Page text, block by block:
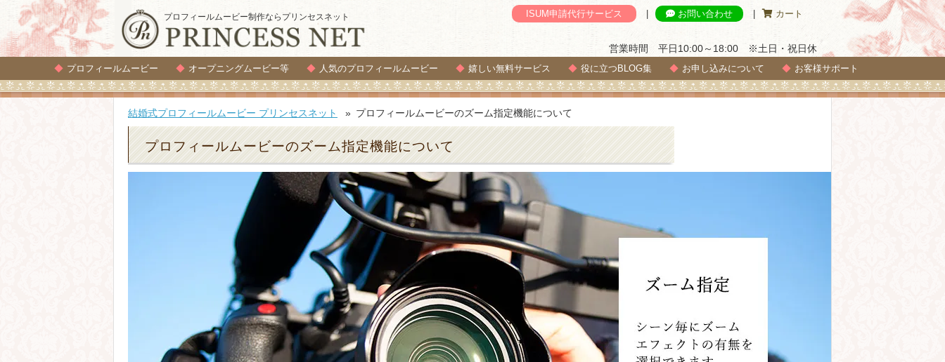
プロフィールムービー制作ならプリンセスネット ISUM申請代行サービス お問い合わせ カート
営業時間 平日10:00～18:00 ※土日・祝日休
プロフィールムービー オープニングムービー等 人気のプロフィールムービー 嬉しい無料サービス 役に立つBLOG集 お申し込みについて お客様サポート
結婚式プロフィールムービー プリンセスネット プロフィールムービーのズーム指定機能について
プロフィールムービーのズーム指定機能について